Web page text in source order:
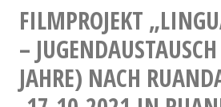
Love
FILMPROJEKT
–
JAHRE) NACH